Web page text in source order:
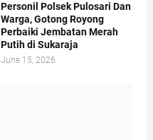
Personil Polsek Pulosari Dan
Warga, Gotong Royong
Perbaiki Jembatan Merah
Putih di Sukaraja
June 15, 2026